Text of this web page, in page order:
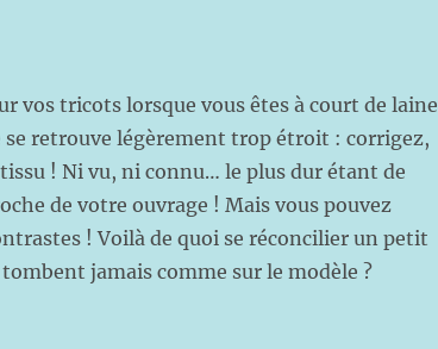
vos tricots lorsque vous êtes à court de laine
se retrouve légèrement trop étroit : corrigez,
! Ni vu, ni connu… le plus dur étant de
de votre ouvrage ! Mais vous pouvez
! Voilà de quoi se réconcilier un petit
jamais comme sur le modèle ?